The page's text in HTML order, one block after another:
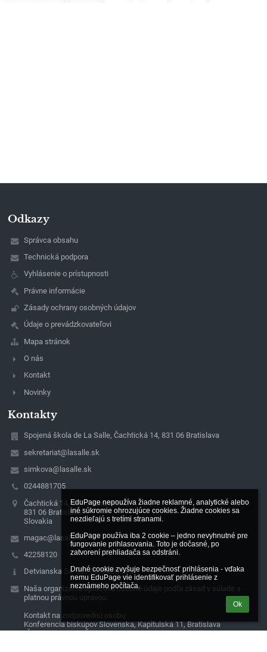
EduPage nepoužíva žiadne reklamné, analytické alebo
iné súkromie ohrozujúce cookies. Žiadne cookies sa
nezdieľajú s tretími stranami.
EduPage používa iba 2 cookie – jedno nevyhnutné pre
fungovanie prihlasovania. Toto je dočasné, po
zatvorení prehliadača sa odstráni.
Druhé cookie zvyšuje bezpečnosť prihlásenia - vďaka
nemu EduPage vie identifikovať prihlásenie z
neznámeho počítača.
Ok
Odkazy
Správca obsahu
Technická podpora
Vyhlásenie o prístupnosti
Právne informácie
Zásady ochrany osobných údajov
Údaje o prevádzkovateľovi
Mapa stránok
O nás
Kontakt
Novinky
Kontakty
Spojená škola de La Salle, Čachtická 14, 831 06 Bratislava
sekretariat@lasalle.sk
simkova@lasalle.sk
0244881705
Čachtická 14, 831 06 Bratislava
831 06 Bratislava
Slovakia
magac@lasalle.sk
42258120
Detvianska 24, 831 06 Bratislava
Naša organizácia spracúva osobné údaje podľa zásad v súlade s
platnou právnou úpravou.
Kontakt na zodpovednú osobu:
Konferencia biskupov Slovenska, Kapitulská 11, Bratislava
IČO: 00684325, DIČ: 2020804841,